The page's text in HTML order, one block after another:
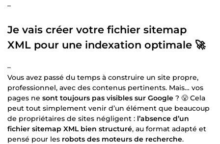
–
Je vais créer votre fichier sitemap
XML pour une indexation optimale 🚀
–
Vous avez passé du temps à construire un site propre,
professionnel, avec des contenus pertinents. Mais… vos
pages ne sont toujours pas visibles sur Google ? 😤 Cela
peut tout simplement venir d’un élément que beaucoup
de propriétaires de sites négligent : l’absence d’un
fichier sitemap XML bien structuré, au format adapté et
pensé pour les robots des moteurs de recherche.